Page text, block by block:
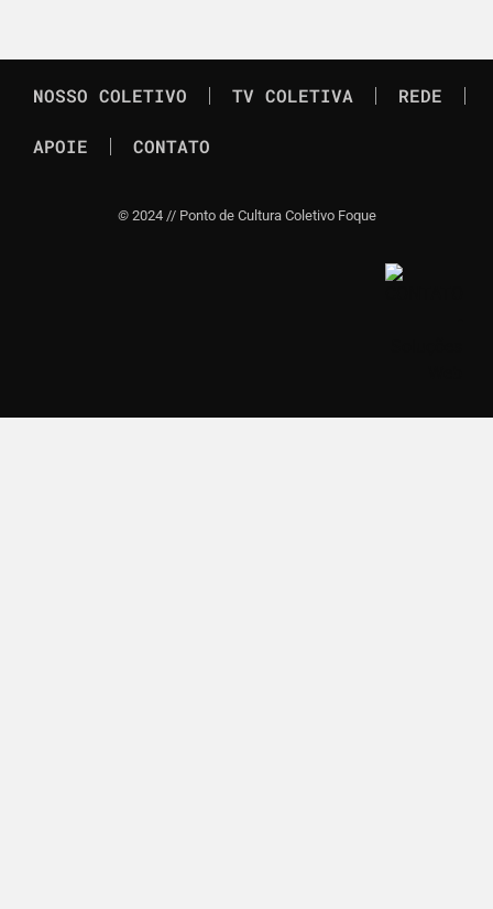
NOSSO COLETIVO TV COLETIVA REDE
APOIE CONTATO
© 2024 // Ponto de Cultura Coletivo Foque